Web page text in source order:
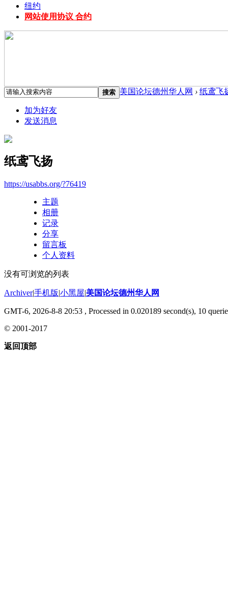
纽约
网站使用协议 合约
搜索 美国论坛德州华人网 › 纸鸢飞
加为好友
发送消息
纸鸢飞扬
https://usabbs.org/?76419
主题
相册
记录
分享
留言板
个人资料
没有可浏览的列表
Archiver|手机版|小黑屋|美国论坛德州华人网
GMT-6, 2026-8-8 20:53 , Processed in 0.020189 second(s), 10
© 2001-2017
返回顶部